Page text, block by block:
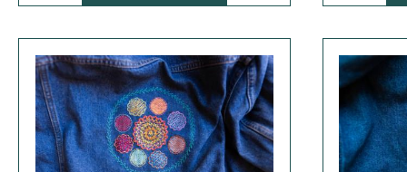
Neuleen
kirjomalla
Kategoriassa
Muut
käsityötekniikat,
OhjeetAvainsanat
kirjonta,